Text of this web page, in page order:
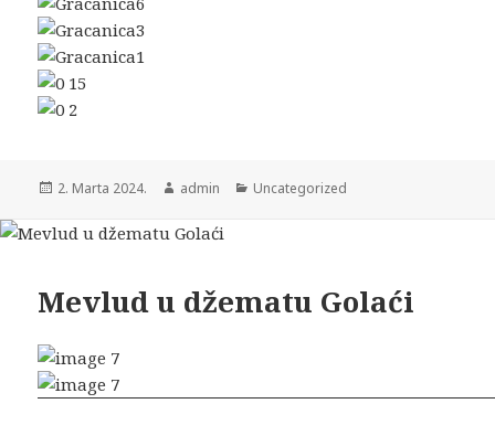
2. Marta 2024. admin Uncategorized
Mevlud u džematu Golaći